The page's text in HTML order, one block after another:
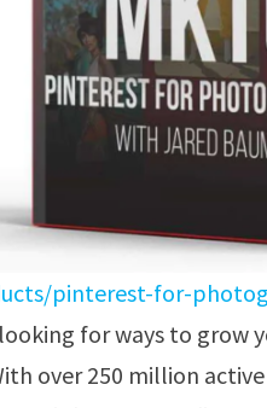
pinterest-for-
for ways to grow
over 250 million